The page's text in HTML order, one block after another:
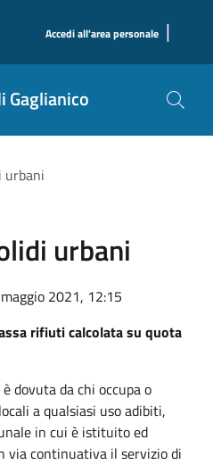
Accedi all'area personale |
Gaglianico
urbani
urbani
2021, 12:15
rifiuti calcolata su quota
dovuta da chi occupa o
a qualsiasi uso adibiti,
in cui è istituito ed
via continuativa il servizio di